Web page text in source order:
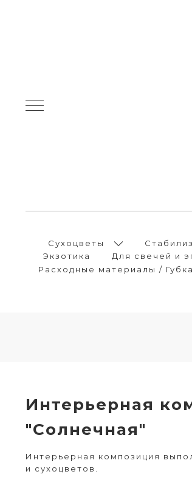
Сухоцветы
Экзотика
Для свечей и
Расходные материалы /
Интерьерная
"Солнечная"
Интерьерная композиция
и сухоцветов.